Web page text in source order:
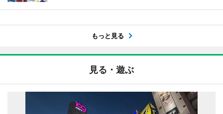
もっと見る
見る・遊ぶ